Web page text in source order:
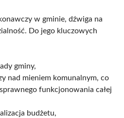
w gminie, dźwiga na
Do jego kluczowych
gminy,
nad mieniem komunalnym, co
funkcjonowania całej
budżetu,